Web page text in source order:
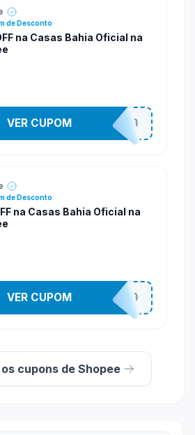
de Desconto
na Casas Bahia Oficial na
CASATEL30
VER CUPOM
de Desconto
na Casas Bahia Oficial na
CASATEL10
VER CUPOM
cupons de Shopee